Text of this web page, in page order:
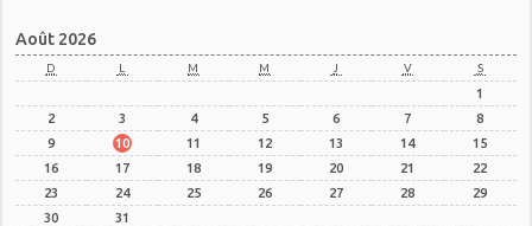
Août 2026
D L M M J V S
1
2
3 4 5 6 7
8
9
10 11 12 13 14
15
16
17 18 19 20 21
22
23
24 25 26 27 28
29
30
31